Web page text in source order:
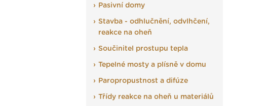
Pasivní domy
Stavba - odhlučnění, odvlhčení,
reakce na oheň
Součinitel prostupu tepla
Tepelné mosty a plísně v domu
Paropropustnost a difúze
Třídy reakce na oheň u materiálů